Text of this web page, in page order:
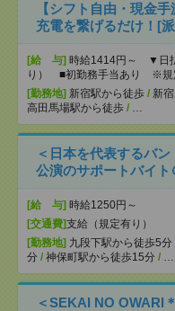
【シフト自由・現金
充電を繋げるだけ！[
[給 与] 時給1414円～ ▼日
り） ■初勤務手当あり ※規
[勤務地] 新宿駅から徒歩 / 新
高田馬場駅から徒歩 / …
＜日本を代表するバ
公演のサポートバイ
[給 与] 時給1250円～
[交通費]支給（規定有り）
[勤務地] 九段下駅から徒歩5分
分 / 神保町駅から徒歩15分 / …
＜SEKAI NO OWARI